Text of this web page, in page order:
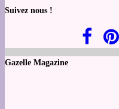
Suivez nous !
Gazelle Magazine